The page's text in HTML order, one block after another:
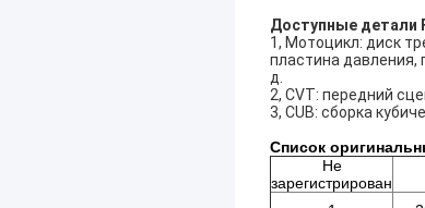
Доступные детали
1, Мотоцикл: диск
пластина давления,
д.
2, CVT: передний
3, CUB: сборка
Список
Не
зарегистрирован